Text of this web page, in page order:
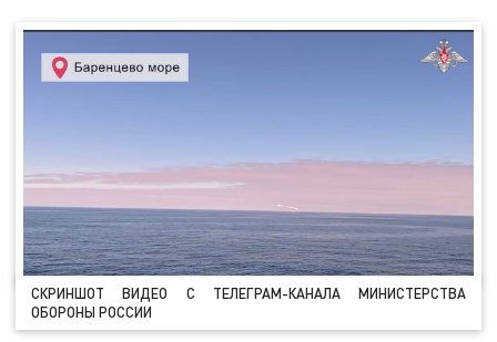
СКРИНШОТ ВИДЕО С ТЕЛЕГРАМ-КАНАЛА МИНИСТЕРСТВА
ОБОРОНЫ РОССИИ